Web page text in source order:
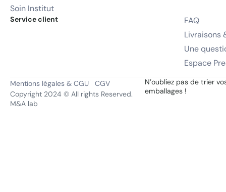
Soin Institut
Service client
FAQ
Livraisons
Une
Espace
Mentions légales & CGU
CGV
Copyright 2024 © All rights Reserved.
M&A lab
N’oubliez pas de trier
emballages !